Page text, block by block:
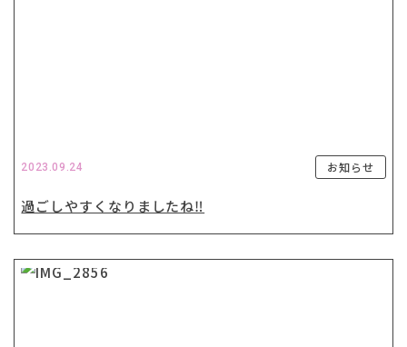
2023.09.24 お知らせ
過ごしやすくなりましたね‼️